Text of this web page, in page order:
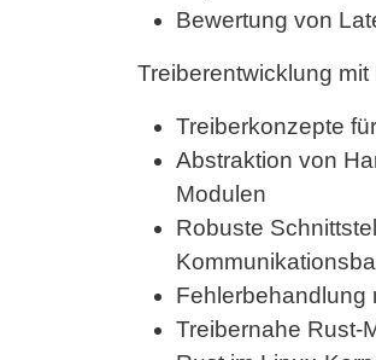
Bewertung von
Treiberentwicklung mit
Treiberkonzepte
Abstraktion von
Modulen
Robuste
Fehlerbehandlung
Treibernahe Rust-